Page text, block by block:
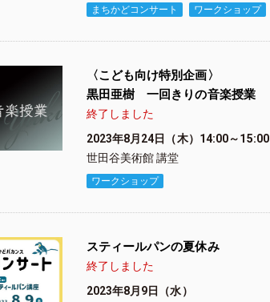
まちかどコンサート ワークショップ
〈こども向け特別企画〉
黒田亜樹 一回きりの音楽授業
終了しました
2023年8月24日（木）14:00～15:00
世田谷美術館 講堂
ワークショップ
スティールパンの夏休み
終了しました
2023年8月9日（水）